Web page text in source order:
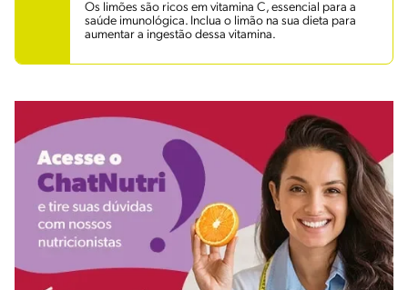
Os limões são ricos em vitamina C, essencial para a
saúde imunológica. Inclua o limão na sua dieta para
aumentar a ingestão dessa vitamina.